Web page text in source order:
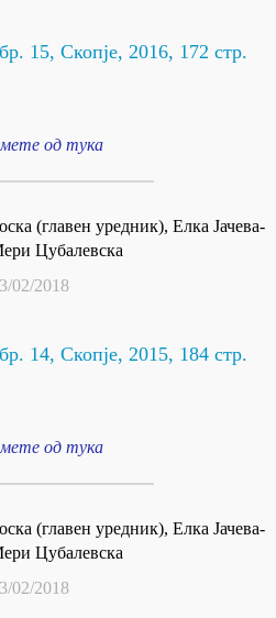
Скопје, 2016, 172 стр.
од тука
(главен уредник), Елка Јачева-
Цубалевска
02/2018
Скопје, 2015, 184 стр.
од тука
(главен уредник), Елка Јачева-
Цубалевска
02/2018